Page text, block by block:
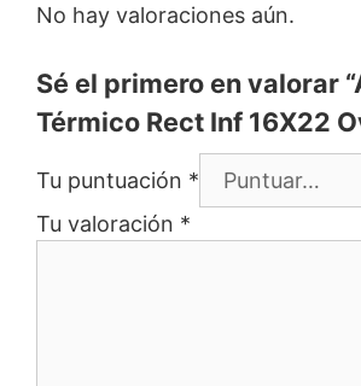
No hay valoraciones aún.
Sé el primero en valorar
Térmico Rect Inf 16X22
Tu puntuación *
Tu valoración *